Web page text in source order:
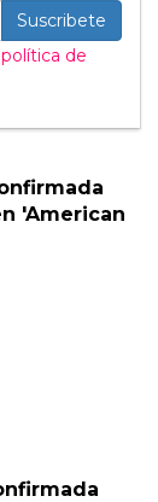
Suscribete
política de
'American